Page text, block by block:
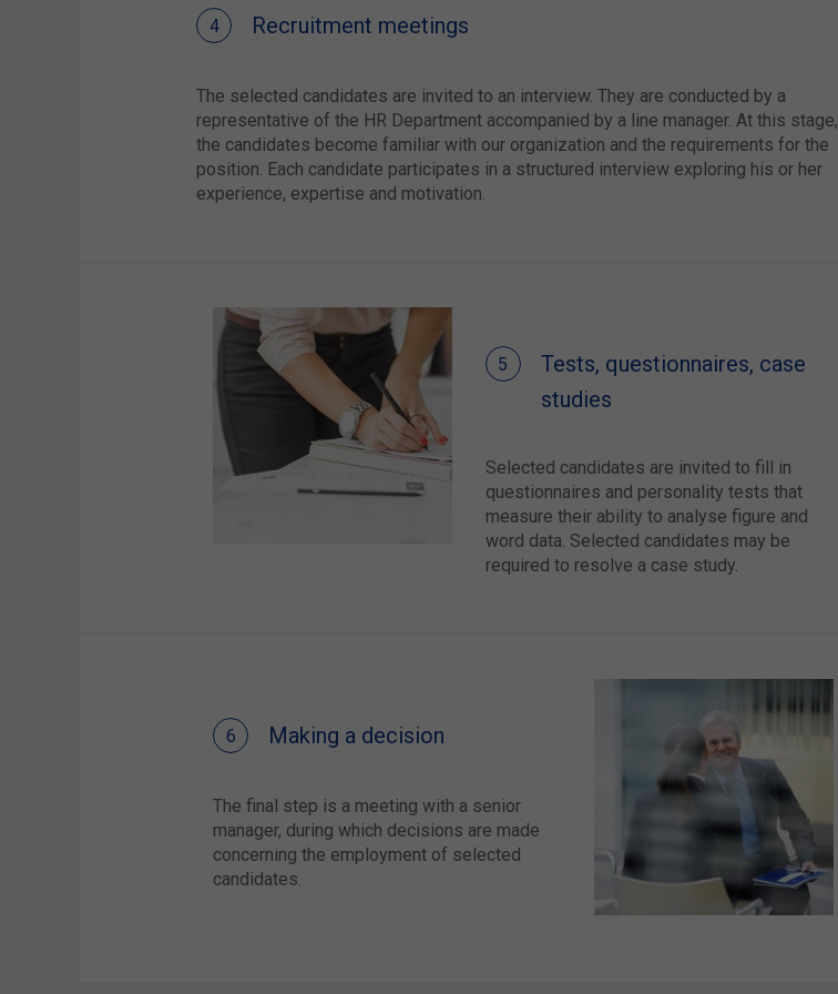
Recruitment meetings
The selected candidates are invited to an interview. They are conducted by a
representative of the HR Department accompanied by a line manager. At this stage,
the candidates become familiar with our organization and the requirements for the
position. Each candidate participates in a structured interview exploring his or her
experience, expertise and motivation.
Tests, questionnaires, case
studies
Selected candidates are invited to fill in
questionnaires and personality tests that
measure their ability to analyse figure and
word data. Selected candidates may be
required to resolve a case study.
Making a decision
The final step is a meeting with a senior
manager, during which decisions are made
concerning the employment of selected
candidates.